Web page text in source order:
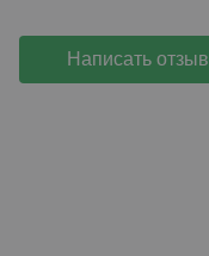
Написать отзыв